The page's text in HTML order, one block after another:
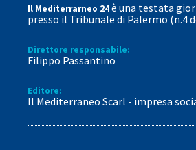
Il Mediterrarneo 24è una testata
presso il Tribunale di Palermo (n.4
Direttore responsabile:
Filippo Passantino
Editore:
Il Mediterraneo Scarl - impresa